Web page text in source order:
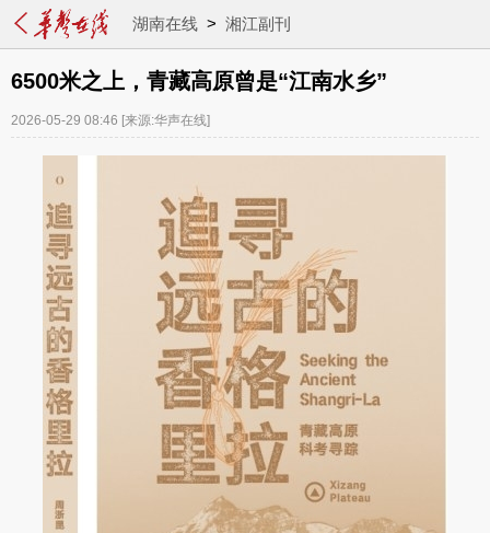
湖南在线> 湘江副刊
6500米之上，青藏高原曾是“江南水乡”
2026-05-29 08:46 [来源:华声在线]